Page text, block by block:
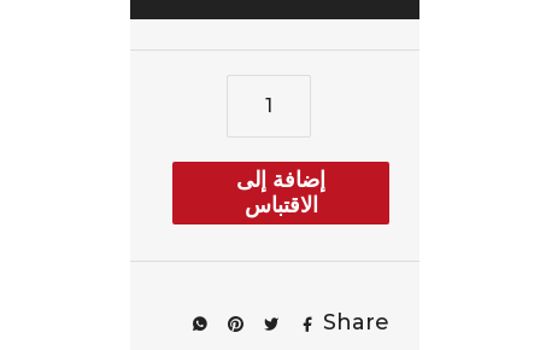
إضافة إلى
الاقتباس
Share